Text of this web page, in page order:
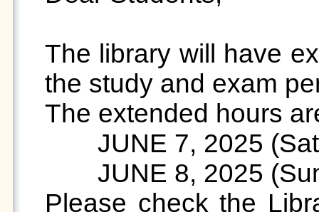
The library will have
the study and exam
The extended hours
JUNE 7, 2025
JUNE 8, 2025
Please check the